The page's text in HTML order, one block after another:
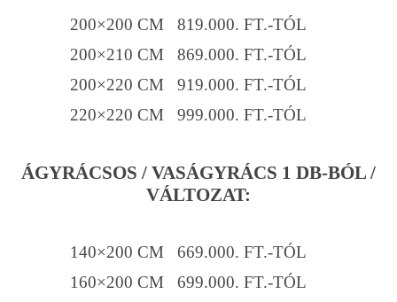
200×200 CM 819.000. FT.-TÓL
200×210 CM 869.000. FT.-TÓL
200×220 CM 919.000. FT.-TÓL
220×220 CM 999.000. FT.-TÓL
ÁGYRÁCSOS / VASÁGYRÁCS 1 DB-BÓL /
VÁLTOZAT:
140×200 CM 669.000. FT.-TÓL
160×200 CM 699.000. FT.-TÓL